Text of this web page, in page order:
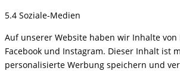
5.4 Soziale-Medien
Auf unserer Website haben wir Inhalte
Facebook und Instagram. Dieser Inhalt ist
personalisierte Werbung speichern und